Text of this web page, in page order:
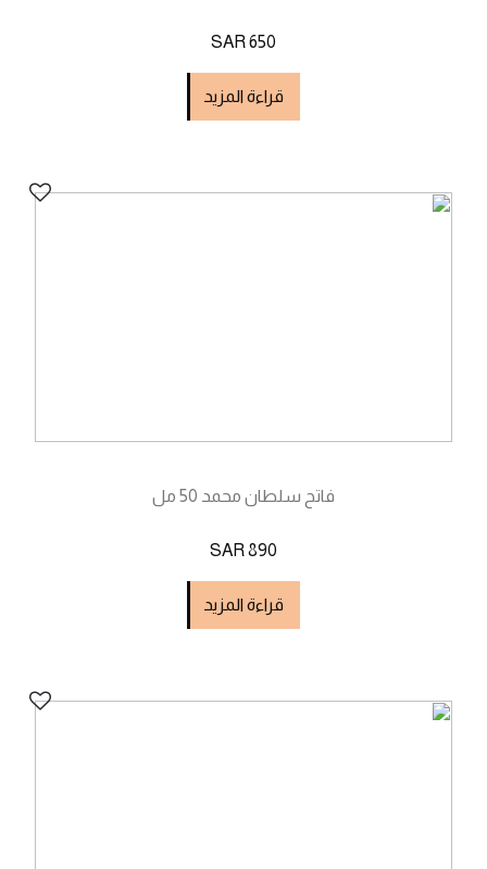
SAR 650
قراءة المزيد
فاتح سلطان محمد 50 مل
SAR 890
قراءة المزيد